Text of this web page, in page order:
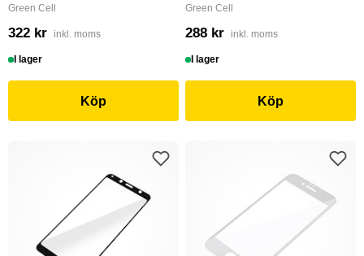
Green Cell
322 kr inkl. moms
I lager
Köp
Green Cell
288 kr inkl. moms
I lager
Köp